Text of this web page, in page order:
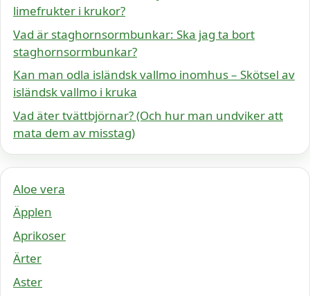
limefrukter i krukor?
Vad är staghornsormbunkar: Ska jag ta bort
staghornsormbunkar?
Kan man odla isländsk vallmo inomhus – Skötsel av
isländsk vallmo i kruka
Vad äter tvättbjörnar? (Och hur man undviker att
mata dem av misstag)
Aloe vera
Äpplen
Aprikoser
Ärter
Aster